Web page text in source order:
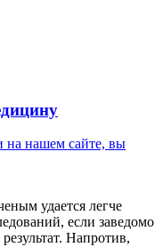
на нашем сайте, вы
удается легче
если заведомо
Напротив,